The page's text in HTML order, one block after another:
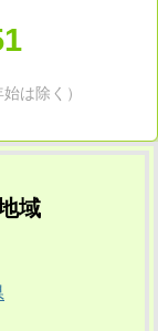
は除く）
域